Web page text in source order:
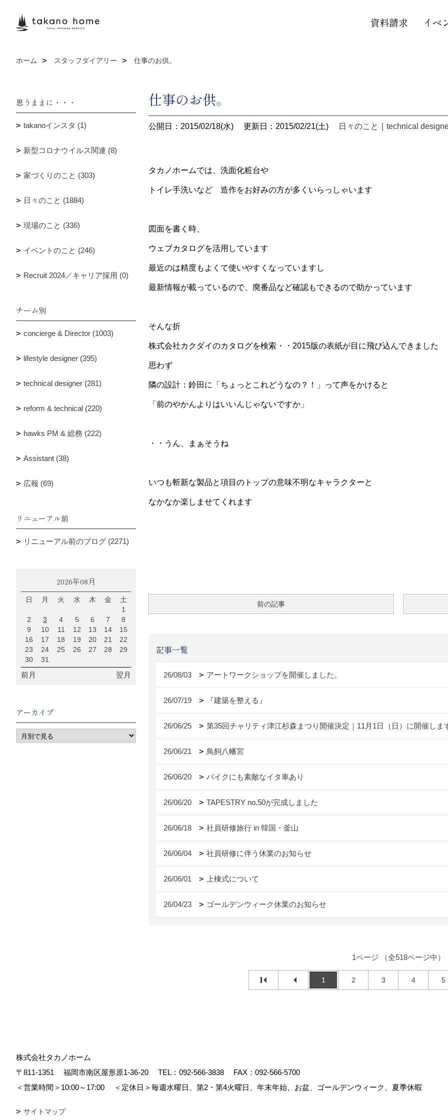
資料請求 イベ
ホーム スタッフダイアリー 仕事のお供。
仕事のお供。
公開日：2015/02/18(水) 更新日：2015/02/21(土) 日々のこと technical
タカノホームでは、洗面化粧台や
トイレ手洗いなど 造作をお好みの方が多くいらっしゃいます
図面を書く時、
ウェブカタログを活用しています
最近のは精度もよくて使いやすくなっていますし
最新情報が載っているので、廃番品など確認もできるので助かっています
そんな折
株式会社カクダイのカタログを検索・・2015版の表紙が目に飛び込んできました
思わず
隣の設計：鈴田に「ちょっとこれどうなの？！」って声をかけると
「前のやかんよりはいいんじゃないですか」
・・うん、まぁそうね
いつも斬新な製品と項目のトップの意味不明なキャラクターと
なかなか楽しませてくれます
前の記事
記事一覧
26/08/03 アートワークショップを開催しました。
26/07/19 『建築を整える』
26/06/25 第35回チャリティ津江杉森まつり開催決定｜11月1日（日）に開催しま
26/06/21 鳥飼八幡宮
26/06/20 バイクにも素敵なイタ車あり
26/06/20 TAPESTRY no.50が完成しました
26/06/18 社員研修旅行 in 韓国・釜山
26/06/04 社員研修に伴う休業のお知らせ
26/06/01 上棟式について
26/04/23 ゴールデンウィーク休業のお知らせ
1ページ （全518ページ中）
1 2 3 4 5
思うままに・・・
takanoインスタ (1)
新型コロナウイルス関連 (8)
家づくりのこと (303)
日々のこと (1884)
現場のこと (336)
イベントのこと (246)
Recruit 2024／キャリア採用 (0)
チーム別
concierge & Director (1003)
lifestyle designer (395)
technical designer (281)
reform & technical (220)
hawks PM & 総務 (222)
Assistant (38)
広報 (69)
リニューアル前
リニューアル前のブログ (2271)
2026年08月
日 月 火 水 木 金
土
1
2
3 4 5 6 7
8
9
10 11 12 13 14
15
16
17 18 19 20 21
22
23
24 25 26 27 28
29
30
31
前月 翌月
アーカイブ
株式会社タカノホーム
〒811-1351
福岡市南区屋形原1-36-20 TEL： 092-566-3838
FAX：092-566-5700
＜営業時間＞10:00～17:00
＜定休日＞毎週水曜日、第2・第4火曜日、年末年始、お盆、ゴールデンウィーク、夏季休暇
サイトマップ